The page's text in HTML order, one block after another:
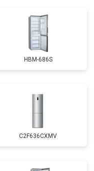
HBM-686S
C2F636CXMV